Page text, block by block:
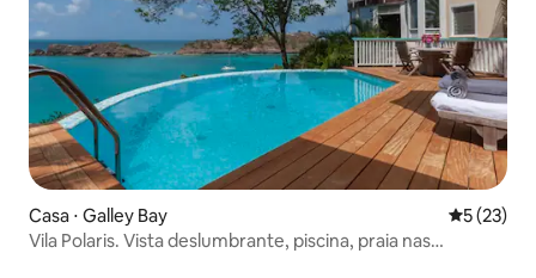
Casa ⋅ Galley Bay 5 de uma
5 (23)
Vila Polaris. Vista deslumbrante, piscina, praia nas